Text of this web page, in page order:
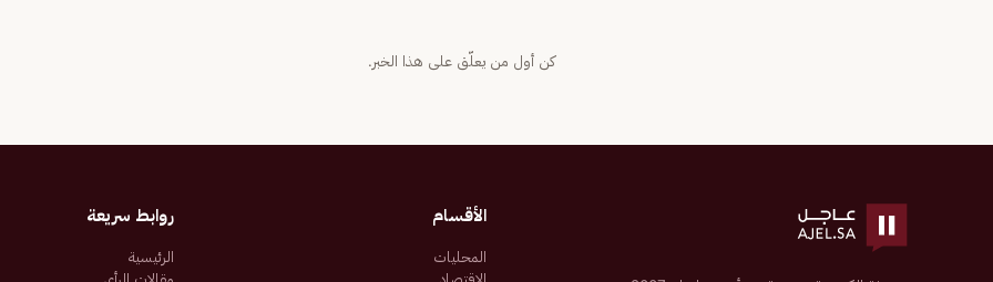
كن أول من يعلّق على هذا الخبر.
الأقسام
المحليات
روابط سريعة
الرئيسية